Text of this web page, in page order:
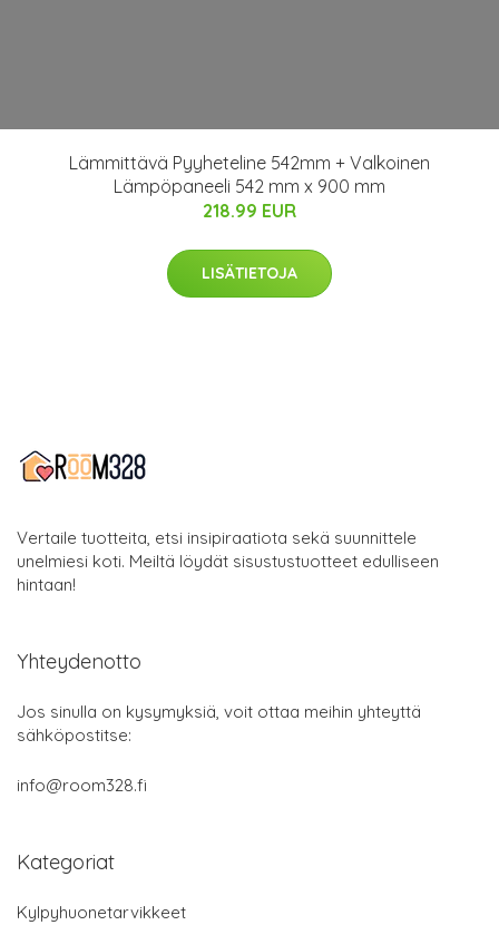
Lämmittävä Pyyheteline 542mm + Valkoinen
Lämpöpaneeli 542 mm x 900 mm
218.99 EUR
LISÄTIETOJA
Vertaile tuotteita, etsi insipiraatiota sekä suunnittele
unelmiesi koti. Meiltä löydät sisustustuotteet edulliseen
hintaan!
Yhteydenotto
Jos sinulla on kysymyksiä, voit ottaa meihin yhteyttä
sähköpostitse:
info@room328.fi
Kategoriat
Kylpyhuonetarvikkeet